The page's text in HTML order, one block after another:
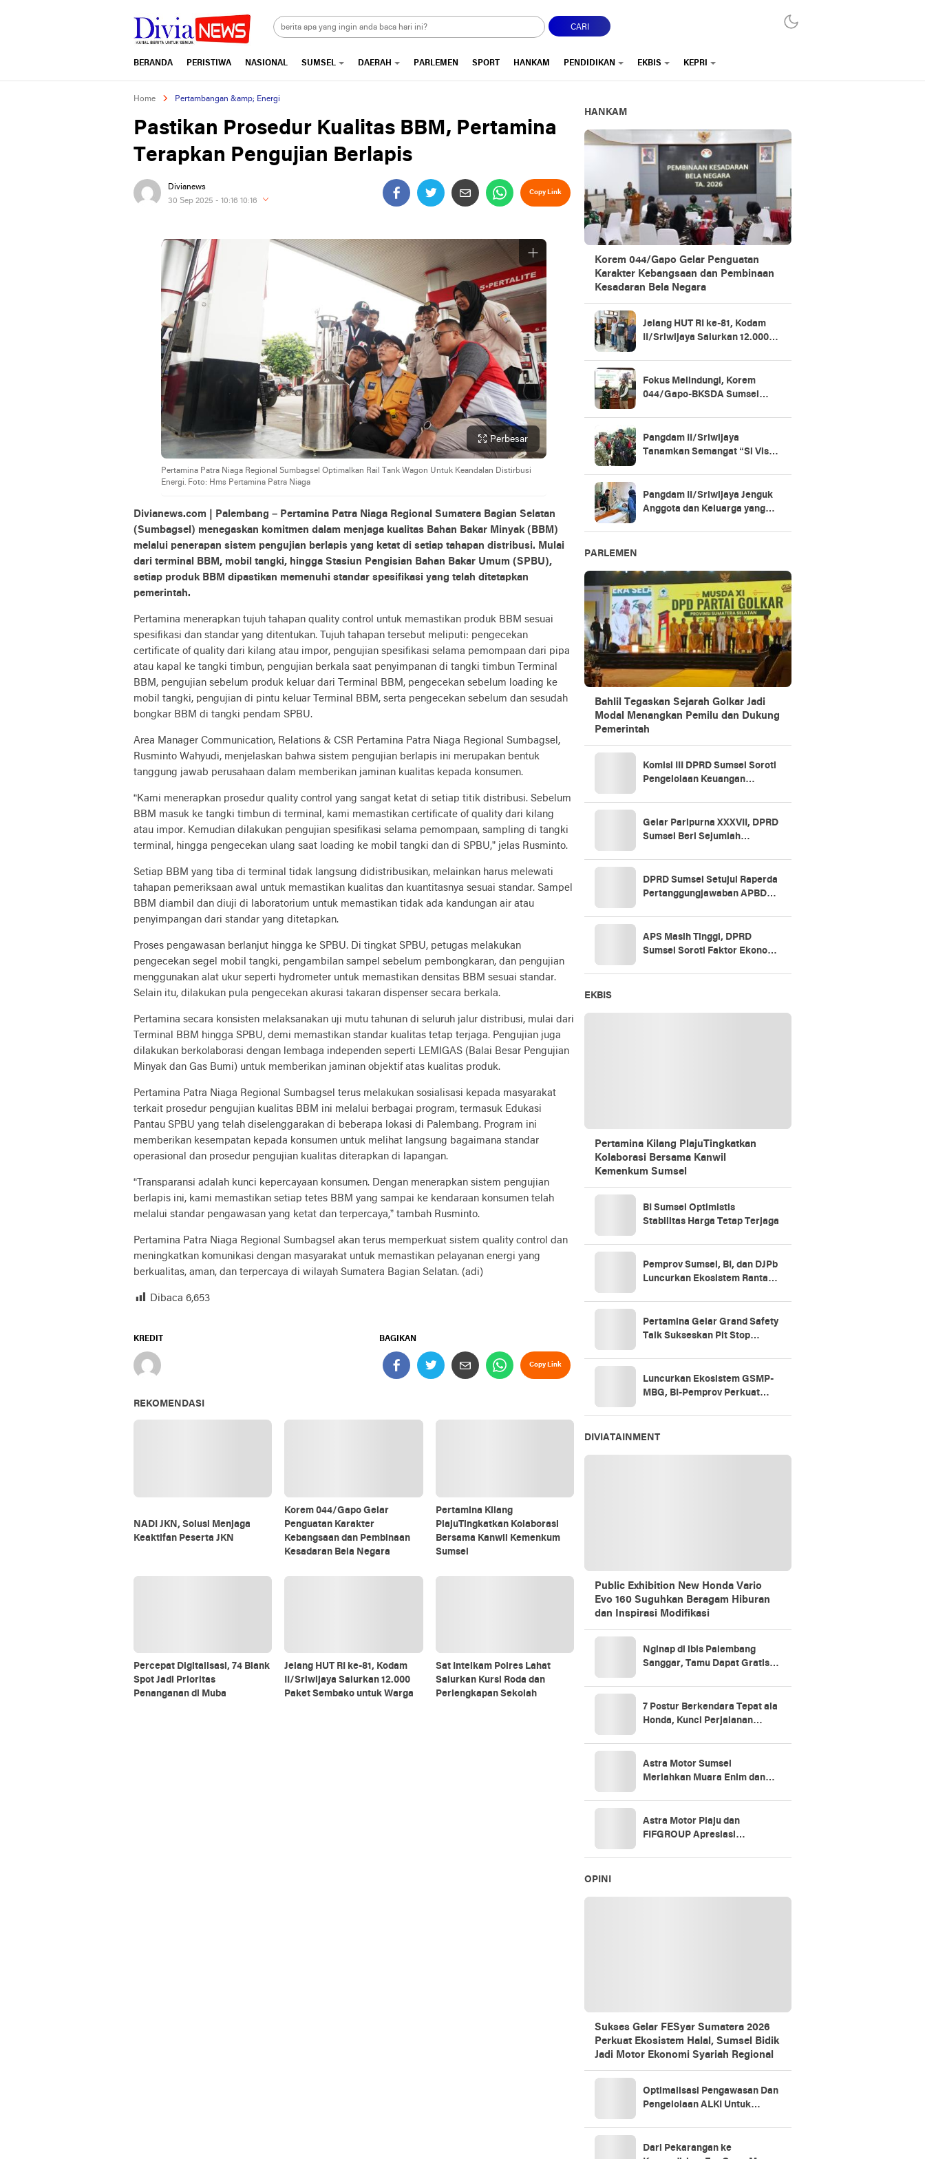
divianews.com CARI
BERANDA PERISTIWA NASIONAL SUMSEL DAERAH PARLEMEN SPORT HANKAM PENDIDIKAN EKBIS KEPRI
Home Pertambangan &amp; Energi
Pastikan Prosedur Kualitas BBM, Pertamina
Terapkan Pengujian Berlapis
Divianews
30 Sep 2025 - 10:16 10:16
Copy Link
Perbesar
Pertamina Patra Niaga Regional Sumbagsel Optimalkan Rail Tank Wagon Untuk Keandalan Distirbusi
Energi. Foto: Hms Pertamina Patra Niaga
Divianews.com | Palembang – Pertamina Patra Niaga Regional Sumatera Bagian Selatan
(Sumbagsel) menegaskan komitmen dalam menjaga kualitas Bahan Bakar Minyak (BBM)
melalui penerapan sistem pengujian berlapis yang ketat di setiap tahapan distribusi. Mulai
dari terminal BBM, mobil tangki, hingga Stasiun Pengisian Bahan Bakar Umum (SPBU),
setiap produk BBM dipastikan memenuhi standar spesifikasi yang telah ditetapkan
pemerintah.
Pertamina menerapkan tujuh tahapan quality control untuk memastikan produk BBM sesuai
spesifikasi dan standar yang ditentukan. Tujuh tahapan tersebut meliputi: pengecekan
certificate of quality dari kilang atau impor, pengujian spesifikasi selama pemompaan dari pipa
atau kapal ke tangki timbun, pengujian berkala saat penyimpanan di tangki timbun Terminal
BBM, pengujian sebelum produk keluar dari Terminal BBM, pengecekan sebelum loading ke
mobil tangki, pengujian di pintu keluar Terminal BBM, serta pengecekan sebelum dan sesudah
bongkar BBM di tangki pendam SPBU.
Area Manager Communication, Relations & CSR Pertamina Patra Niaga Regional Sumbagsel,
Rusminto Wahyudi, menjelaskan bahwa sistem pengujian berlapis ini merupakan bentuk
tanggung jawab perusahaan dalam memberikan jaminan kualitas kepada konsumen.
“Kami menerapkan prosedur quality control yang sangat ketat di setiap titik distribusi. Sebelum
BBM masuk ke tangki timbun di terminal, kami memastikan certificate of quality dari kilang
atau impor. Kemudian dilakukan pengujian spesifikasi selama pemompaan, sampling di tangki
terminal, hingga pengecekan ulang saat loading ke mobil tangki dan di SPBU,” jelas Rusminto.
Setiap BBM yang tiba di terminal tidak langsung didistribusikan, melainkan harus melewati
tahapan pemeriksaan awal untuk memastikan kualitas dan kuantitasnya sesuai standar. Sampel
BBM diambil dan diuji di laboratorium untuk memastikan tidak ada kandungan air atau
penyimpangan dari standar yang ditetapkan.
Proses pengawasan berlanjut hingga ke SPBU. Di tingkat SPBU, petugas melakukan
pengecekan segel mobil tangki, pengambilan sampel sebelum pembongkaran, dan pengujian
menggunakan alat ukur seperti hydrometer untuk memastikan densitas BBM sesuai standar.
Selain itu, dilakukan pula pengecekan akurasi takaran dispenser secara berkala.
Pertamina secara konsisten melaksanakan uji mutu tahunan di seluruh jalur distribusi, mulai dari
Terminal BBM hingga SPBU, demi memastikan standar kualitas tetap terjaga. Pengujian juga
dilakukan berkolaborasi dengan lembaga independen seperti LEMIGAS (Balai Besar Pengujian
Minyak dan Gas Bumi) untuk memberikan jaminan objektif atas kualitas produk.
Pertamina Patra Niaga Regional Sumbagsel terus melakukan sosialisasi kepada masyarakat
terkait prosedur pengujian kualitas BBM ini melalui berbagai program, termasuk Edukasi
Pantau SPBU yang telah diselenggarakan di beberapa lokasi di Palembang. Program ini
memberikan kesempatan kepada konsumen untuk melihat langsung bagaimana standar
operasional dan prosedur pengujian kualitas diterapkan di lapangan.
“Transparansi adalah kunci kepercayaan konsumen. Dengan menerapkan sistem pengujian
berlapis ini, kami memastikan setiap tetes BBM yang sampai ke kendaraan konsumen telah
melalui standar pengawasan yang ketat dan terpercaya,” tambah Rusminto.
Pertamina Patra Niaga Regional Sumbagsel akan terus memperkuat sistem quality control dan
meningkatkan komunikasi dengan masyarakat untuk memastikan pelayanan energi yang
berkualitas, aman, dan terpercaya di wilayah Sumatera Bagian Selatan. (adi)
Dibaca 6,653
KREDIT BAGIKAN
Copy Link
REKOMENDASI
NADI JKN, Solusi Menjaga
Keaktifan Peserta JKN
Korem 044/Gapo Gelar
Penguatan Karakter
Kebangsaan dan Pembinaan
Kesadaran Bela Negara
Pertamina Kilang
PlajuTingkatkan Kolaborasi
Bersama Kanwil Kemenkum
Sumsel
Percepat Digitalisasi, 74 Blank
Spot Jadi Prioritas
Penanganan di Muba
Jelang HUT RI ke-81, Kodam
II/Sriwijaya Salurkan 12.000
Paket Sembako untuk Warga
Sat Intelkam Polres Lahat
Salurkan Kursi Roda dan
Perlengkapan Sekolah
HANKAM
Korem 044/Gapo Gelar Penguatan
Karakter Kebangsaan dan Pembinaan
Kesadaran Bela Negara
Jelang HUT RI ke-81, Kodam
II/Sriwijaya Salurkan 12.000
Fokus Melindungi, Korem
044/Gapo-BKSDA Sumsel
Pangdam II/Sriwijaya
Tanamkan Semangat “Si Vis
Pangdam II/Sriwijaya Jenguk
Anggota dan Keluarga yang
PARLEMEN
Bahlil Tegaskan Sejarah Golkar Jadi
Modal Menangkan Pemilu dan Dukung
Pemerintah
Komisi III DPRD Sumsel Soroti
Pengelolaan Keuangan
Gelar Paripurna XXXVII, DPRD
Sumsel Beri Sejumlah
DPRD Sumsel Setujui Raperda
Pertanggungjawaban APBD
APS Masih Tinggi, DPRD
Sumsel Soroti Faktor Ekonomi
EKBIS
Pertamina Kilang PlajuTingkatkan
Kolaborasi Bersama Kanwil
Kemenkum Sumsel
BI Sumsel Optimistis
Stabilitas Harga Tetap Terjaga
Pemprov Sumsel, BI, dan DJPb
Luncurkan Ekosistem Rantai
Pertamina Gelar Grand Safety
Talk Sukseskan Pit Stop
Luncurkan Ekosistem GSMP-
MBG, BI-Pemprov Perkuat
DIVIATAINMENT
Public Exhibition New Honda Vario
Evo 160 Suguhkan Beragam Hiburan
dan Inspirasi Modifikasi
Nginap di ibis Palembang
Sanggar, Tamu Dapat Gratis 1
7 Postur Berkendara Tepat ala
Honda, Kunci Perjalanan
Astra Motor Sumsel
Meriahkan Muara Enim dan
Astra Motor Plaju dan
FIFGROUP Apresiasi
OPINI
Sukses Gelar FESyar Sumatera 2026
Perkuat Ekosistem Halal, Sumsel Bidik
Jadi Motor Ekonomi Syariah Regional
Optimalisasi Pengawasan Dan
Pengelolaan ALKI Untuk
Dari Pekarangan ke